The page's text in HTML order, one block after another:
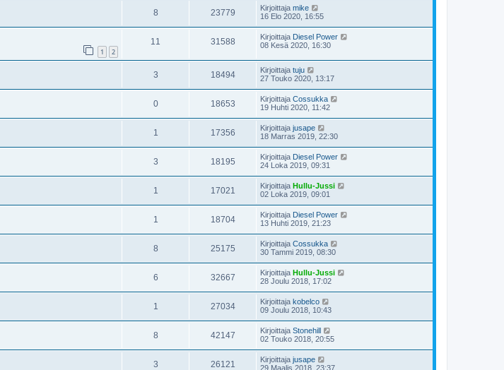
8 23779 Kirjoittaja mike
16 Elo 2020, 16:55
1 2
11 31588 Kirjoittaja Diesel Power
08 Kesä 2020, 16:30
3 18494 Kirjoittaja tuju
27 Touko 2020, 13:17
0 18653 Kirjoittaja Cossukka
19 Huhti 2020, 11:42
1 17356 Kirjoittaja jusape
18 Marras 2019, 22:30
3 18195 Kirjoittaja Diesel Power
24 Loka 2019, 09:31
1 17021 Kirjoittaja Hullu-Jussi
02 Loka 2019, 09:01
1 18704 Kirjoittaja Diesel Power
13 Huhti 2019, 21:23
8 25175 Kirjoittaja Cossukka
30 Tammi 2019, 08:30
6 32667 Kirjoittaja Hullu-Jussi
28 Joulu 2018, 17:02
1 27034 Kirjoittaja kobelco
09 Joulu 2018, 10:43
8 42147 Kirjoittaja Stonehill
02 Touko 2018, 20:55
3 26121 Kirjoittaja jusape
29 Maalis 2018, 23:37